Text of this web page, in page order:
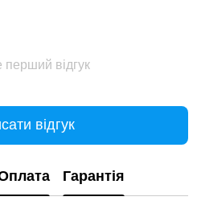
перший відгук
відгук
Гарантія